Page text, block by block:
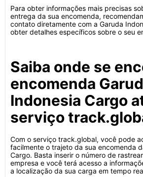
Para obter informações mais precisas
entrega da sua encomenda,
contato diretamente com a Garuda
obter detalhes específicos sobre o seu
Saiba onde se
encomenda
Indonesia Cargo
serviço
Com o serviço track.global, você pode
facilmente o trajeto da sua encomenda
Cargo. Basta inserir o número de
empresa e você terá acesso a
a localização da sua carga em tempo